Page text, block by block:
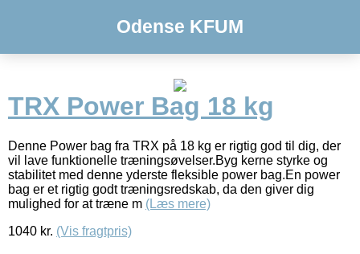
Odense KFUM
TRX Power Bag 18 kg
Denne Power bag fra TRX på 18 kg er rigtig god til dig, der
vil lave funktionelle træningsøvelser.Byg kerne styrke og
stabilitet med denne yderste fleksible power bag.En power
bag er et rigtig godt træningsredskab, da den giver dig
mulighed for at træne m (Læs mere)
1040 kr. (Vis fragtpris)